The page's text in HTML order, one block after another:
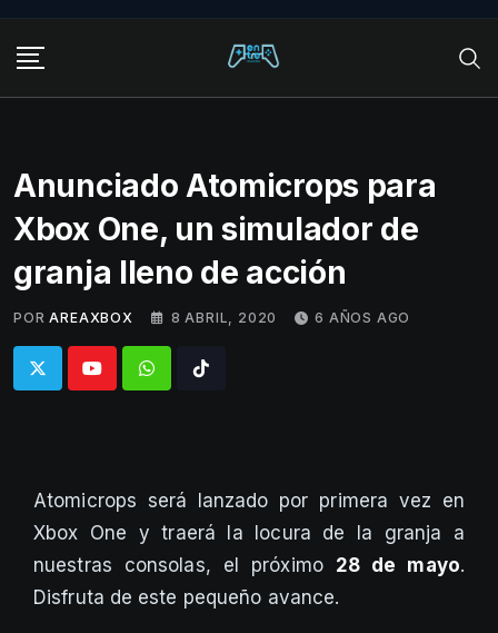
content
Anunciado Atomicrops para
Xbox One, un simulador de
granja lleno de acción
POR AREAXBOX 8 ABRIL, 2020 6 AÑOS AGO
WhatsappTiktok
Atomicrops será lanzado por primera vez en
Xbox One y traerá la locura de la granja a
nuestras consolas, el próximo 28 de mayo.
Disfruta de este pequeño avance.